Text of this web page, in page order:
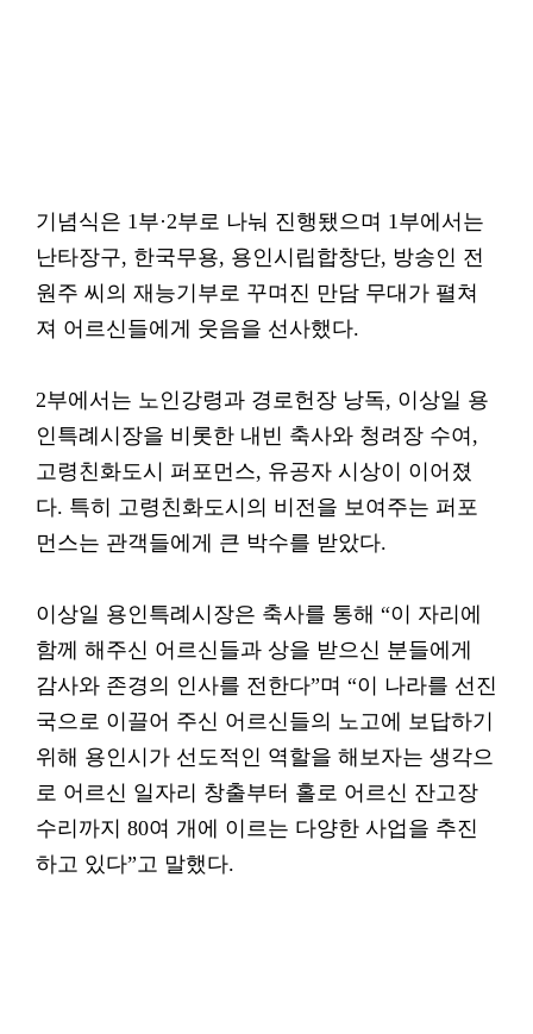
기념식은 1부·2부로 나눠 진행됐으며 1부에서는
난타장구, 한국무용, 용인시립합창단, 방송인 전
원주 씨의 재능기부로 꾸며진 만담 무대가 펼쳐
져 어르신들에게 웃음을 선사했다.
2부에서는 노인강령과 경로헌장 낭독, 이상일 용
인특례시장을 비롯한 내빈 축사와 청려장 수여,
고령친화도시 퍼포먼스, 유공자 시상이 이어졌
다. 특히 고령친화도시의 비전을 보여주는 퍼포
먼스는 관객들에게 큰 박수를 받았다.
이상일 용인특례시장은 축사를 통해 “이 자리에
함께 해주신 어르신들과 상을 받으신 분들에게
감사와 존경의 인사를 전한다”며 “이 나라를 선진
국으로 이끌어 주신 어르신들의 노고에 보답하기
위해 용인시가 선도적인 역할을 해보자는 생각으
로 어르신 일자리 창출부터 홀로 어르신 잔고장
수리까지 80여 개에 이르는 다양한 사업을 추진
하고 있다”고 말했다.